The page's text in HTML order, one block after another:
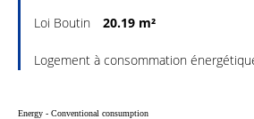
Loi Boutin 20.19 m²
Logement à consommation